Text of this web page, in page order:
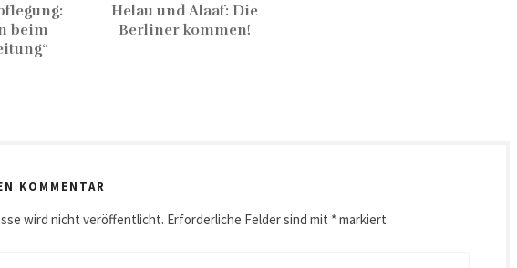
beim
Helau und Alaaf: Die
Berliner kommen!
KOMMENTAR
wird nicht veröffentlicht. Erforderliche Felder sind mit *markiert